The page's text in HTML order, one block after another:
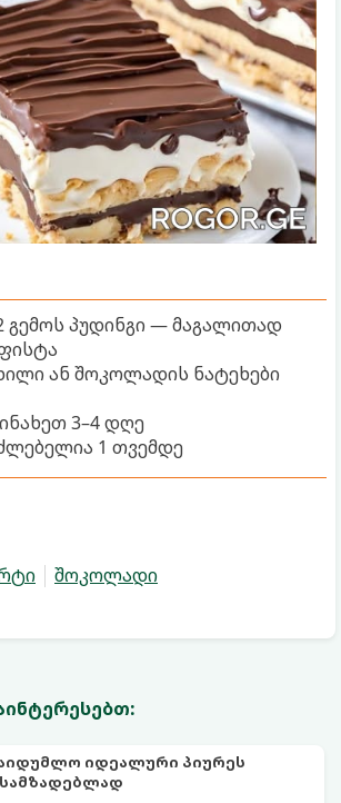
გემოს პუდინგი — მაგალითად
ან შოკოლადის ნატეხები
3–4 დღე
1 თვემდე
შოკოლადი
იდეალური პიურეს